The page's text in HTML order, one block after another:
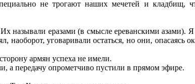
не трогают наших мечетей и
еразами (в смысле ереванскими азами). Я
наоборот, уговаривали остаться, но они, опасаясь
армян успеха не имели.
а передачу опрометчиво пустили в прямом эфире.